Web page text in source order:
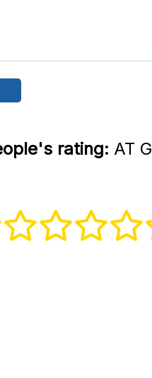
rating: AT